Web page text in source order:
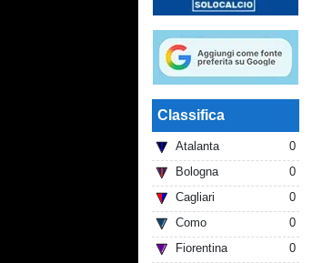
Classifica
Atalanta
0
Bologna
0
Cagliari
0
Como
0
Fiorentina
0